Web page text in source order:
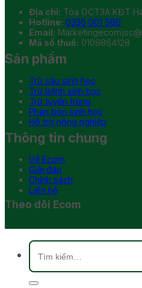
Địa chỉ: Tòa OCT3A KĐT
Hotline: 0336 001 586
Email:
Mã số thuế: 0109864128
Sản phẩm
Trừ sâu sinh học
Trừ bệnh sinh học
Trừ tuyến trùng
Phân bón sinh học
Hỗ trợ nông nghiệp
Thông tin chung
Về Ecom
Giải đáp
Chính sách
Liên hệ
Theo dõi Ecom
Tìm
kiếm: